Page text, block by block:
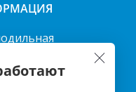
25-66